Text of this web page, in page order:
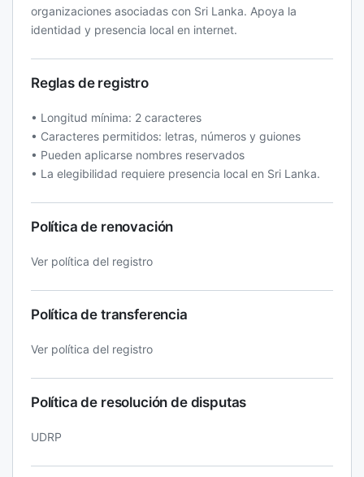
organizaciones asociadas con Sri Lanka. Apoya la
identidad y presencia local en internet.
Reglas de registro
• Longitud mínima: 2 caracteres
• Caracteres permitidos: letras, números y guiones
• Pueden aplicarse nombres reservados
• La elegibilidad requiere presencia local en Sri Lanka.
Política de renovación
Ver política del registro
Política de transferencia
Ver política del registro
Política de resolución de disputas
UDRP